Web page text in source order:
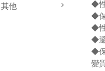
他
◆性
◆保
◆性
◆避
◆保
變